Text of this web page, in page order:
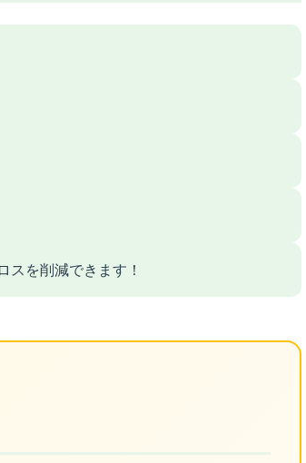
スを削減できます！